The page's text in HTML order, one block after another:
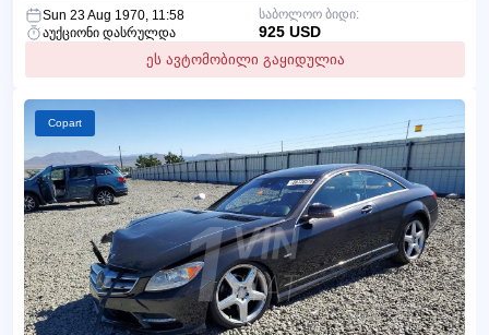
Sun 23 Aug 1970, 11:58
აუქციონი დასრულდა
ეს ავტომობილი გაყიდულია
საბოლოო ბიდი:
925 USD
Copart